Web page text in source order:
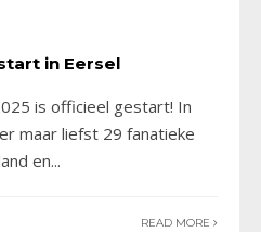
in Eersel
is officieel gestart! In
maar liefst 29 fanatieke
en...
READ MORE